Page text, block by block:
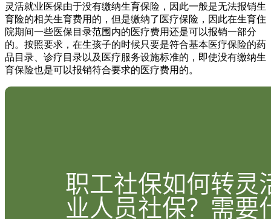
灵活就业医保由于没有缴纳生育保险，因此一般是无法报销生
育险的相关生育费用的，但是缴纳了医疗保险，因此在生育住
院期间一些医保目录范围内的医疗费用还是可以报销一部分
的。按照要求，在生孩子的时候只要是符合基本医疗保险的药
品目录、诊疗目录以及医疗服务设施标准的，即使没有缴纳生
育保险也是可以报销符合要求的医疗费用的。